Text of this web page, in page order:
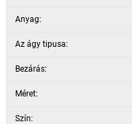
Anyag:
Az ágy tipusa:
Bezárás:
Méret:
Szín: